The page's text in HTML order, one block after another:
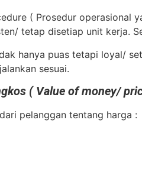
( Prosedur operasional
tetap disetiap unit kerja.
hanya puas tetapi loyal/
sesuai.
( Value of money/
pelanggan tentang harga :